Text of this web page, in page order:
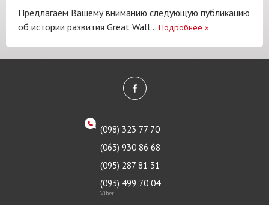
Предлагаем Вашему вниманию следующую публикацию
об истории развития Great Wall... Подробнее »
(098) 323 77 70
(063) 930 86 68
(095) 287 81 31
(093) 499 70 04
Viber